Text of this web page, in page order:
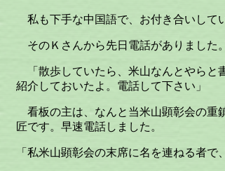
私も下手な中国語で、お付き合いして
そのＫさんから先日電話がありました。
「散歩していたら、米山なんとやらと
紹介しておいたよ。電話して下さい」
看板の主は、なんと当米山顕彰会の重
匠です。早速電話しました。
「私米山顕彰会の末席に名を連ねる者で